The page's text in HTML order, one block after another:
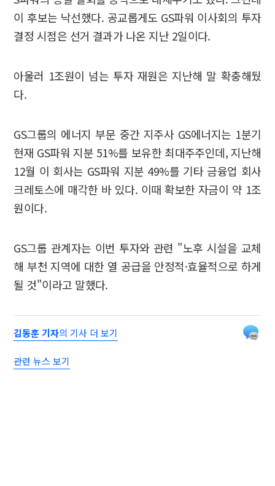
이 후보는 낙선했다. 공교롭게도 GS파워 이사회의 투자
결정 시점은 선거 결과가 나온 지난 2일이다.
아울러 1조원이 넘는 투자 재원은 지난해 말 확충해뒀
다.
GS그룹의 에너지 부문 중간 지주사 GS에너지는 1분기
현재 GS파워 지분 51%를 보유한 최대주주인데, 지난해
12월 이 회사는 GS파워 지분 49%를 기타 금융업 회사
크레토스에 매각한 바 있다. 이때 확보한 자금이 약 1조
원이다.
GS그룹 관계자는 이번 투자와 관련 "노후 시설을 교체
해 부천 지역에 대한 열 공급을 안정적·효율적으로 하게
될 것"이라고 말했다.
김동훈 기자의 기사 더 보기
관련 뉴스 보기